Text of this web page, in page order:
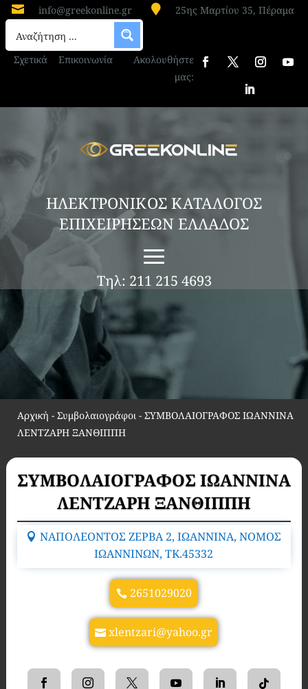
 info@greekonline.gr  25ης Μαρτίου 35, Πέραμα
Σχετικά Επικοινωνία
Ακολουθήστε
μας:
ΗΛΕΚΤΡΟΝΙΚΟΣ ΚΑΤΑΛΟΓΟΣ
ΕΠΙΧΕΙΡΗΣΕΩΝ ΕΛΛΑΔΟΣ
Τηλ: 211 215 4693
Αρχική - Συμβολαιογράφοι- ΣΥΜΒΟΛΑΙΟΓΡΑΦΟΣ ΙΩΑΝΝΙΝΑ
ΛΕΝΤΖΑΡΗ ΞΑΝΘΙΠΠΗ
ΣΥΜΒΟΛΑΙΟΓΡΑΦΟΣ ΙΩΑΝΝΙΝΑ
ΛΕΝΤΖΑΡΗ ΞΑΝΘΙΠΠΗ
ΝΑΠΟΛΕΟΝΤΟΣ ΖΕΡΒΑ 2, ΙΩΑΝΝΙΝΑ, ΝΟΜΟΣ
ΙΩΑΝΝΙΝΩΝ, TK.45332
2651029020
xlentzari@yahoo.gr